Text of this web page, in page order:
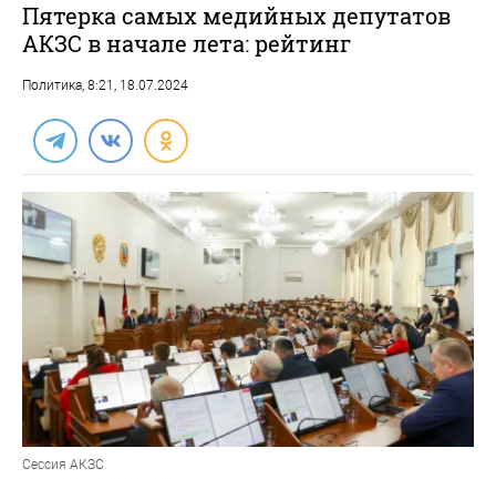
Пятерка самых медийных депутатов
АКЗС в начале лета: рейтинг
Политика, 8:21, 18.07.2024
Сессия АКЗС